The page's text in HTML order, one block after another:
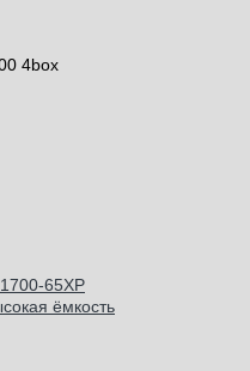
65XP
ёмкость
4box